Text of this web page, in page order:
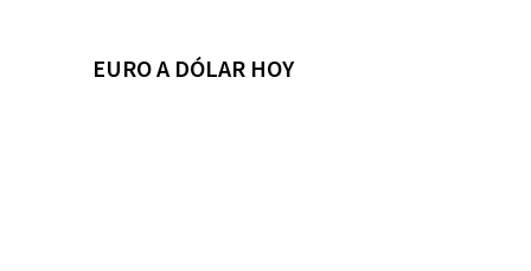
EURO A DÓLAR HOY